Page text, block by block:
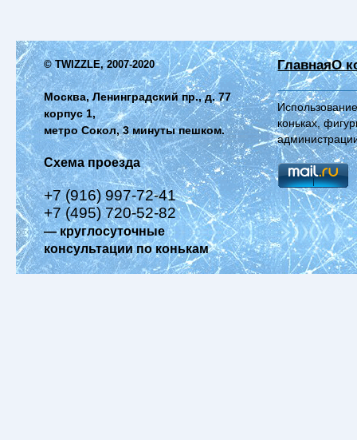
© TWIZZLE, 2007-2020
Москва, Ленинградский пр., д. 77
корпус 1,
метро Сокол, 3 минуты пешком.
Схема проезда
+7 (916) 997-72-41
+7 (495) 720-52-82
— круглосуточные
консультации по конькам
ГлавнаяО
коньках,